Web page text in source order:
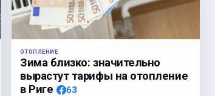
ОТОПЛЕНИЕ
Зима близко: значительно
вырастут тарифы на отопление
в Риге
63